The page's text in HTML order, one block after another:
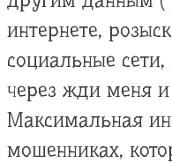
интернете,
социальные
через жди меня и
Максимальная
мошенниках,